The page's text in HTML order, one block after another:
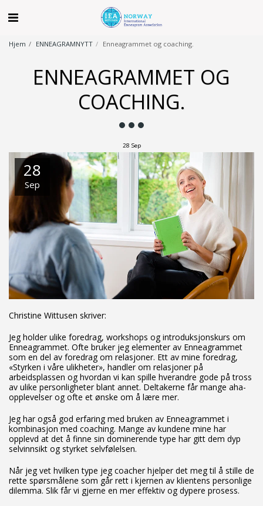
Hjem ENNEAGRAMNYTT Enneagrammet og coaching.
ENNEAGRAMMET OG
COACHING.
28 Sep
28
Sep
Christine Wittusen skriver:
Jeg holder ulike foredrag, workshops og introduksjonskurs om
Enneagrammet. Ofte bruker jeg elementer av Enneagrammet
som en del av foredrag om relasjoner. Ett av mine foredrag,
«Styrken i våre ulikheter», handler om relasjoner på
arbeidsplassen og hvordan vi kan spille hverandre gode på tross
av ulike personligheter blant annet. Deltakerne får mange aha-
opplevelser og ofte et ønske om å lære mer.
Jeg har også god erfaring med bruken av Enneagrammet i
kombinasjon med coaching. Mange av kundene mine har
opplevd at det å finne sin dominerende type har gitt dem dyp
selvinnsikt og styrket selvfølelsen.
Når jeg vet hvilken type jeg coacher hjelper det meg til å stille de
rette spørsmålene som går rett i kjernen av klientens personlige
dilemma. Slik får vi gjerne en mer effektiv og dypere prosess.